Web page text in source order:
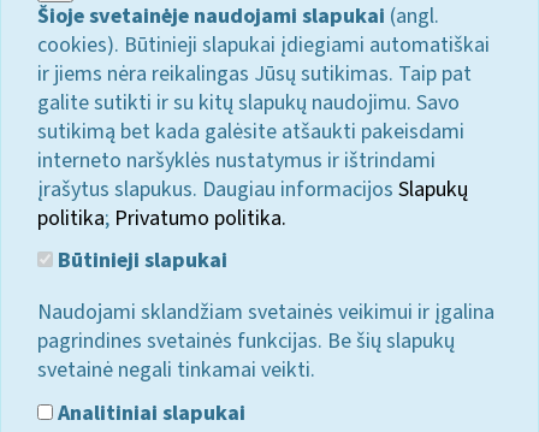
Šioje svetainėje naudojami slapukai (angl.
cookies). Būtinieji slapukai įdiegiami automatiškai
ir jiems nėra reikalingas Jūsų sutikimas. Taip pat
galite sutikti ir su kitų slapukų naudojimu. Savo
sutikimą bet kada galėsite atšaukti pakeisdami
interneto naršyklės nustatymus ir ištrindami
įrašytus slapukus. Daugiau informacijos Slapukų
politika; Privatumo politika.
Būtinieji slapukai
Naudojami sklandžiam svetainės veikimui ir įgalina
pagrindines svetainės funkcijas. Be šių slapukų
svetainė negali tinkamai veikti.
Analitiniai slapukai